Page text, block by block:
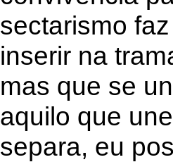
sectarismo
inserir na
mas que se
aquilo que
separa, eu